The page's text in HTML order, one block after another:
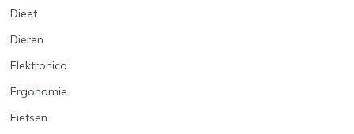
Dieet
Dieren
Elektronica
Ergonomie
Fietsen